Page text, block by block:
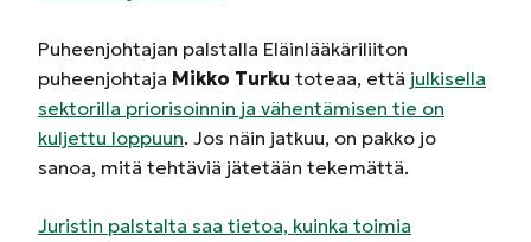
Puheenjohtajan palstalla Eläinlääkäriliiton
puheenjohtaja Mikko Turku toteaa, että julkisella
sektorilla priorisoinnin ja vähentämisen tie on
kuljettu loppuun. Jos näin jatkuu, on pakko jo
sanoa, mitä tehtäviä jätetään tekemättä.
Juristin palstalta saa tietoa, kuinka toimia